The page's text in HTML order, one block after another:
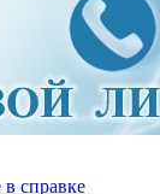
справке